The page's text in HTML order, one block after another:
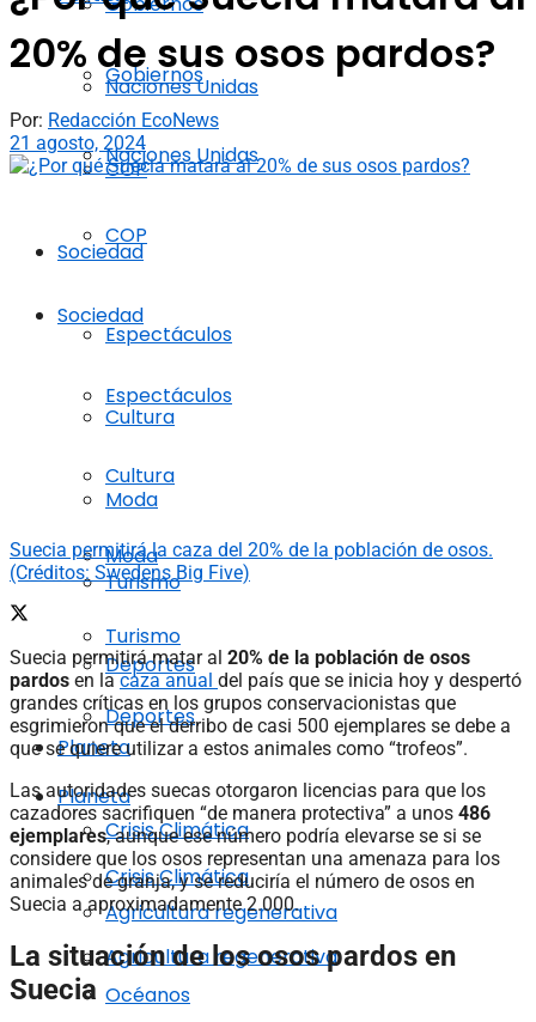
Naciones Unidas
COP
Sociedad
Espectáculos
Cultura
Moda
Turismo
Deportes
Planeta
Crisis Climática
Agricultura regenerativa
Océanos
Gobiernos
Naciones Unidas
COP
Sociedad
Espectáculos
Cultura
Moda
Turismo
Deportes
Planeta
Crisis Climática
Agricultura regenerativa
20% de sus osos pardos?
Por: Redacción EcoNews
21 agosto, 2024
Suecia permitirá la caza del 20% de la población de osos.
(Créditos: Swedens Big Five)
Suecia permitirá matar al 20% de la población de osos
pardos en lacaza anual del país que se inicia hoy y despertó
grandes críticas en los grupos conservacionistas que
esgrimieron que el derribo de casi 500 ejemplares se debe a
que se quiere utilizar a estos animales como “trofeos”.
Las autoridades suecas otorgaron licencias para que los
cazadores sacrifiquen “de manera protectiva” a unos 486
ejemplares, aunque ese número podría elevarse se si se
considere que los osos representan una amenaza para los
animales de granja, y se reduciría el número de osos en
Suecia a aproximadamente 2.000.
La situación de los osos pardos en
Suecia